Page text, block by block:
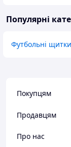
Популярні
Футбольні щитки
Покупцям
Продавцям
Про нас